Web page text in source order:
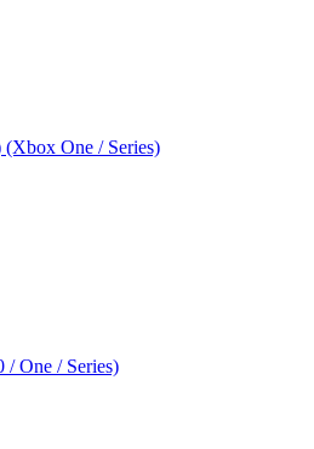
(Xbox One / Series)
One / Series)